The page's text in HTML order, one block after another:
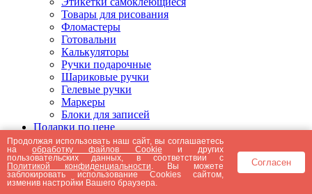
Товары для рисования
Фломастеры
Готовальни
Калькуляторы
Ручки подарочные
Шариковые ручки
Гелевые ручки
Маркеры
Блоки для записей
Подарки по цене
Подарки от 5000 рублей
Подарки до 5000 рублей
Подарки до 3000 рублей
Подарки до 2000 рублей
Подарки до 1000 рублей
Продолжая использовать наш сайт, вы соглашаетесь
наобработку файлов Cookie и других
пользовательских данных, в соответствии с
Политикой конфиденциальности . Вы можете
заблокировать использование Cookies сайтом,
изменив настройки Вашего браузера.
Согласен